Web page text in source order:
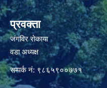
प्रवक्ता
जंगविर रोकाया
वडा अध्यक्ष
सम्पर्क नं: ९८६५९००७७१